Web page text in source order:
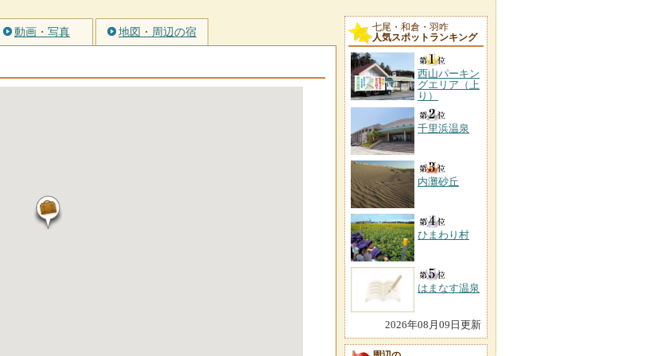
動画・写真 地図・周辺の宿
七尾・和倉・羽咋
人気スポットランキング
西山パーキン
グエリア（上
り）
千里浜温泉
内灘砂丘
ひまわり村
はまなす温泉
2026年08月09日更新